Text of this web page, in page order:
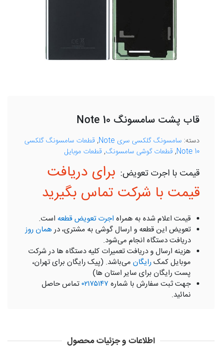
قاب پشت سامسونگ Note 10
دسته: سامسونگ گلکسی سری Note , قطعات سامسونگ گلکسی
Note 10
, قطعات گوشی سامسونگ, قطعات موبایل
برای دریافت
قیمت با شرکت تماس بگیرید
قیمت اعلام شده به همراه اجرت تعویض قطعه است.
تعویض این قطعه و ارسال گوشی به مشتری، درهمان روز
دریافت دستگاه انجام می‌شود.
هزینه ارسال و دریافت تعمیرات کلیه دستگاه ها در شرکت
موبایل کمک رایگان می‌باشد. (پیک رایگان برای تهران،
پست رایگان برای سایر استان ها)
جهت ثبت سفارش با شماره ۰۲۱۷۵۱۴۷ تماس حاصل
نمائید.
اطلاعات و جزئیات محصول